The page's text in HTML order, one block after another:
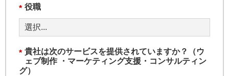
* 役職
* 貴社は次のサービスを提供されていますか？（ウ
ェブ制作 ・マーケティング支援・コンサルティン
グ）